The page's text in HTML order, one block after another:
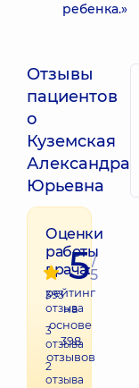
ребенка.»
Отзывы
пациентов
о
Куземская
Александра
Юрьевна
Оценки
работы
врача:
393
отзыва
3
отзыва
2
отзыва
5/
5
рейтинг
на
основе
398
отзывов